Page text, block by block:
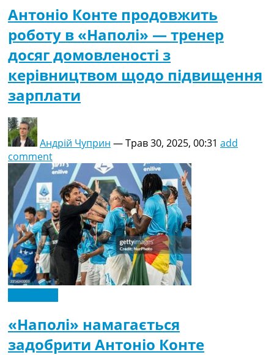
Антоніо Конте продовжить
роботу в «Наполі» — тренер
досяг домовленості з
керівництвом щодо підвищення
зарплати
Андрій Чуприн —Трав 30, 2025, 00:31 add
comment
«Наполі» намагається
задобрити Антоніо Конте